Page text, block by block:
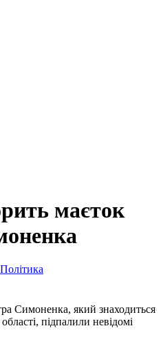
маєток
Політика
Симоненка, який знаходиться
підпалили невідомі